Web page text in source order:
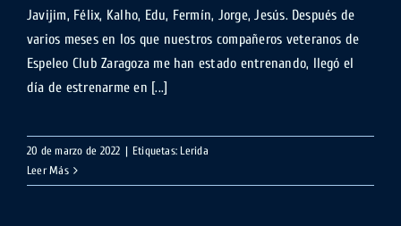
Javijim, Félix, Kalho, Edu, Fermín, Jorge, Jesús. Después de
varios meses en los que nuestros compañeros veteranos de
Espeleo Club Zaragoza me han estado entrenando, llegó el
día de estrenarme en [...]
20 de marzo de 2022 | Etiquetas: Lerida
Leer Más